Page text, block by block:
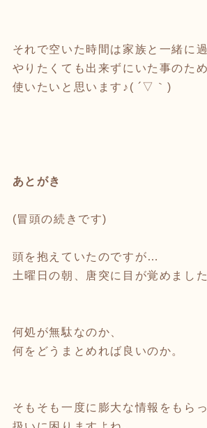
それで空いた時間は家族と一緒に
やりたくても出来ずにいた事のた
使いたいと思います♪( ´▽｀)
あとがき
(冒頭の続きです)
頭を抱えていたのですが…
土曜日の朝、唐突に目が覚めました
何処が無駄なのか、
何をどうまとめれば良いのか。
そもそも一度に膨大な情報をもら